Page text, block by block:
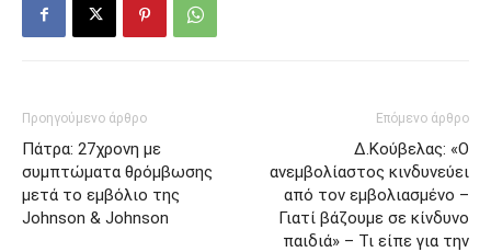
Προηγούμενο άρθρο
Πάτρα: 27χρονη με
συμπτώματα θρόμβωσης
μετά το εμβόλιο της
Johnson & Johnson
Επόμενο άρθρο
Δ.Κούβελας: «Ο
ανεμβολίαστος κινδυνεύει
από τον εμβολιασμένο –
Γιατί βάζουμε σε κίνδυνο
παιδιά» – Τι είπε για την